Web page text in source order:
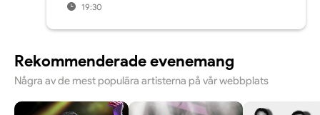
19:30
Rekommenderade evenemang
Några av de mest populära artisterna på vår webbplats